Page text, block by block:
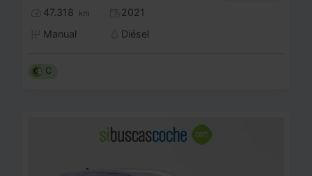
47.318 km
2021
Manual
Diésel
C